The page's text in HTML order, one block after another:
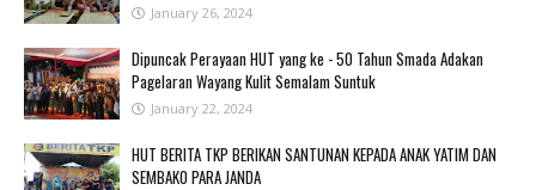
January 26, 2024
Dipuncak Perayaan HUT yang ke - 50 Tahun Smada Adakan
Pagelaran Wayang Kulit Semalam Suntuk
January 22, 2024
HUT BERITA TKP BERIKAN SANTUNAN KEPADA ANAK YATIM DAN
SEMBAKO PARA JANDA